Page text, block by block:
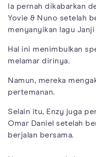
Ia pernah dikabarkan
Yovie & Nuno setelah
menyanyikan lagu
Hal ini menimbulkan
melamar dirinya.
Namun, mereka
pertemanan.
Selain itu, Enzy juga
Omar Daniel setelah
berjalan bersama.